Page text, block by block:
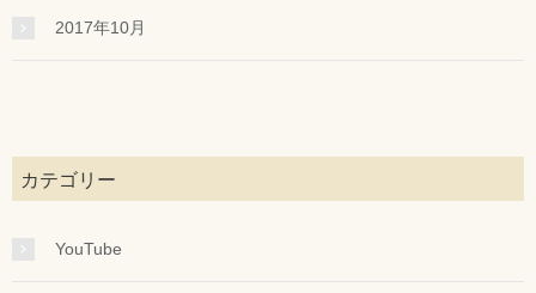
2017年10月
カテゴリー
YouTube